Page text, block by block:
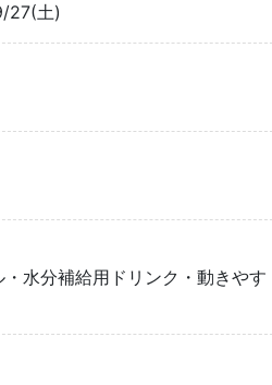
27(土)
水分補給用ドリンク・動きやす